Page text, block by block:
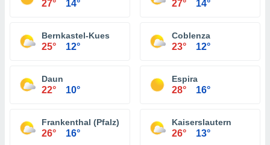
27° 14° 27° 14°
Bernkastel-Kues
25° 12°
Coblenza
23° 12°
Daun
22° 10°
Espira
28° 16°
Frankenthal (Pfalz)
26° 16°
Kaiserslautern
26° 13°